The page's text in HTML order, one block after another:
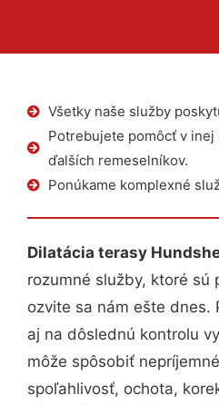
Všetky naše služby
Potrebujete pomôcť v inej
ďalších remeselníkov.
Ponúkame komplexné
Dilatácia terasy
rozumné služby, ktoré sú
ozvite sa nám ešte dnes.
aj na dôslednú kontrolu
môže spôsobiť
spoľahlivosť, ochota,